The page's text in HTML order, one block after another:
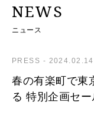
NEWS
ニュース
PRESS - 2024.02.14
春の有楽町で東
る 特別企画セ